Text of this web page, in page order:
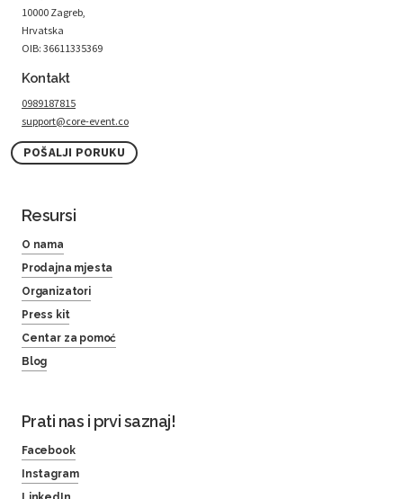
10000 Zagreb,
Hrvatska
OIB: 36611335369
Kontakt
0989187815
support@core-event.co
POŠALJI PORUKU
Resursi
O nama
Prodajna mjesta
Organizatori
Press kit
Centar za pomoć
Blog
Prati nas i prvi saznaj!
Facebook
Instagram